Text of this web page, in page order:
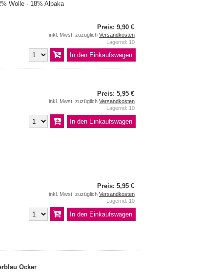
Wolle - 18% Alpaka
Preis: 9,90 €
inkl. Mwst. zuzüglich Versandkosten
Lagernd: 10
Preis: 5,95 €
inkl. Mwst. zuzüglich Versandkosten
Lagernd: 10
Preis: 5,95 €
inkl. Mwst. zuzüglich Versandkosten
Lagernd: 10
Ocker